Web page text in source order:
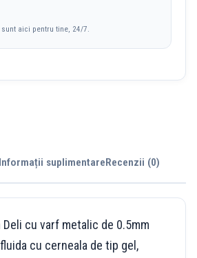
aici pentru tine, 24/7.
Informații suplimentareRecenzii (0)
cu varf metalic de 0.5mm
cu cerneala de tip gel,